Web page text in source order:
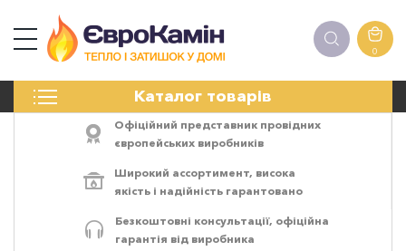
0
Каталог товарів
ПЕЧІ
ЕЛЕКТРОКАМІНИ
АКСЕСУАРИ
Офіційний представник провідних
європейських виробників
Широкий ассортимент, висока
якість і надійність гарантовано
Безкоштовні консультації, офіційна
гарантія від виробника